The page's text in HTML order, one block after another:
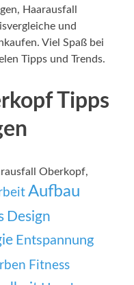
Haarausfall
und
Viel Spaß bei
Tipps und Trends.
Tipps
Oberkopf,
Aufbau
Design
Entspannung
Fitness